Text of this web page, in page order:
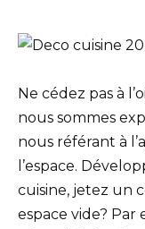
Ne cédez pas à
nous sommes
nous référant à
l’espace.
cuisine, jetez un
espace vide?